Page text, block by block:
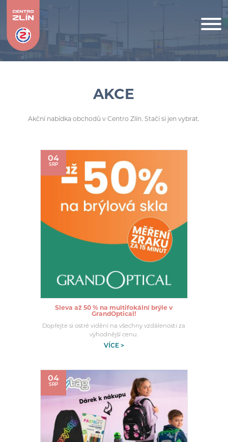
AKCE
Akční nabídka obchodů v Centro Zlín. Stačí si jen vybrat.
04
SRP
Sleva až 50 % na multifokální brýle v
GrandOptical!
Dopřejte si ostré vidění na všechny vzdálenosti za
výhodnější cenu.
VÍCE >
04
SRP